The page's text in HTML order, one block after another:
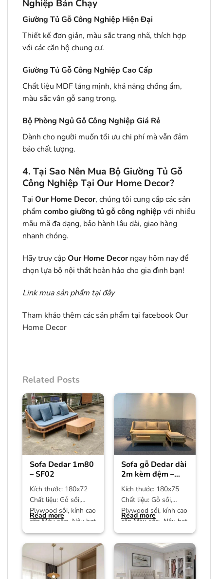
Nghiệp Bán Chạy
Giường Tủ Gỗ Công Nghiệp Hiện Đại
Thiết kế đơn giản, màu sắc trang nhã, thích hợp
với các căn hộ chung cư.
Giường Tủ Gỗ Công Nghiệp Cao Cấp
Chất liệu MDF láng mịnh, khả năng chống ẩm,
màu sắc vân gỗ sang trọng.
Bộ Phòng Ngủ Gỗ Công Nghiệp Giá Rẻ
Dành cho người muốn tối ưu chi phí mà vẫn đảm
bảo chất lượng.
4. Tại Sao Nên Mua Bộ Giường Tủ Gỗ
Công Nghiệp Tại Our Home Decor?
Tại Our Home Decor, chúng tôi cung cấp các sản
phẩm combo giường tủ gỗ công nghiệp với nhiều
mẫu mã đa dạng, bảo hành lâu dài, giao hàng
nhanh chóng.
Hãy truy cậpOur Home Decor ngay hôm nay để
chọn lựa bộ nội thất hoàn hảo cho gia đình bạn!
Link mua sản phẩm tại đây
Tham khảo thêm các sản phẩm tại facebook Our
Home Decor
Related Posts
Sofa Dedar 1m80
– SF02
Kích thước: 180x72
Chất liệu: Gỗ sồi,
Plywood sồi, kính cao
cấp Màu sắc: Nâu hạt
dẻ Bảo hành: 12
Read more
Sofa gỗ Dedar dài
2m kèm đệm –
SF01
Kích thước: 180x75
Chất liệu: Gỗ sồi,
Plywood sồi, kính cao
cấp Màu sắc: Nâu hạt
dẻ Bảo hành: 12
Read more